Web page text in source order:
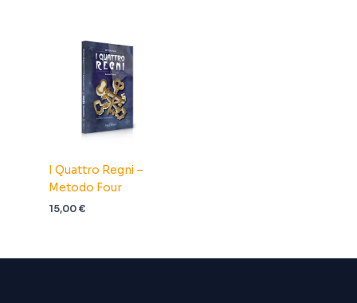
I Quattro Regni –
Metodo Four
15,00€